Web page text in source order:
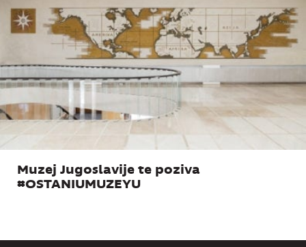
Muzej Jugoslavije te poziva
#OSTANIUMUZEYU